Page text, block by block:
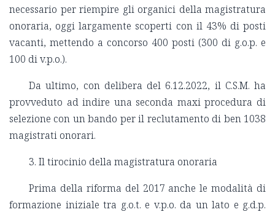
necessario per riempire gli organici della magistratura
onoraria, oggi largamente scoperti con il 43% di posti
vacanti, mettendo a concorso 400 posti (300 di g.o.p. e
100 di v.p.o.).
Da ultimo, con delibera del 6.12.2022, il C.S.M. ha
provveduto ad indire una seconda maxi procedura di
selezione con un bando per il reclutamento di ben 1038
magistrati onorari.
3. Il tirocinio della magistratura onoraria
Prima della riforma del 2017 anche le modalità di
formazione iniziale tra g.o.t. e v.p.o. da un lato e g.d.p.